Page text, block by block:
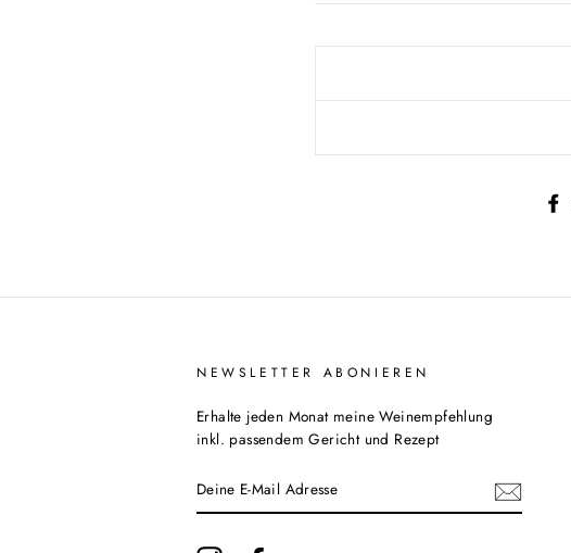
NEWSLETTER ABONIEREN
Erhalte jeden Monat meine Weinempfehlung
inkl. passendem Gericht und Rezept
E-
MAIL